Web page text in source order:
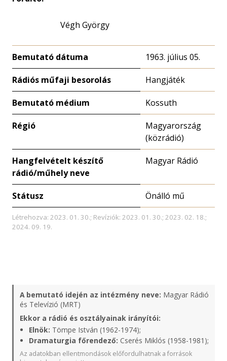
Végh György
Bemutató dátuma 1963. július 05.
Rádiós műfaji besorolás Hangjáték
Bemutató médium Kossuth
Régió
Magyarország
(közrádió)
Hangfelvételt készítő
rádió/műhely neve
Magyar Rádió
Státusz Önálló mű
Létrehozva: 2023. 01. 30.; Revíziók: 2023. 01. 30.; 2023. 02. 18.;
2024. 09. 19.
A bemutató idején az intézmény neve: Magyar Rádió
és Televízió (MRT)
Ekkor a rádió és osztályainak irányítói:
Elnök: Tömpe István (1962-1974);
Dramaturgia főrendező: Cserés Miklós (1958-1981);
Az adatokban ellentmondások előfordulhatnak a források